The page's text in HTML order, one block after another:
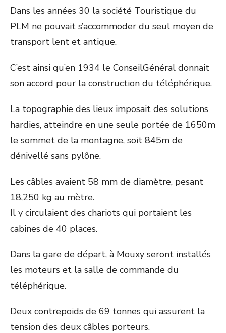
Dans les années 30 la société Touristique du
PLM ne pouvait s’accommoder du seul moyen de
transport lent et antique.
C’est ainsi qu’en 1934 le ConseilGénéral donnait
son accord pour la construction du téléphérique.
La topographie des lieux imposait des solutions
hardies, atteindre en une seule portée de 1650m
le sommet de la montagne, soit 845m de
dénivellé sans pylône.
Les câbles avaient 58 mm de diamètre, pesant
18,250 kg au mètre.
Il y circulaient des chariots qui portaient les
cabines de 40 places.
Dans la gare de départ, à Mouxy seront installés
les moteurs et la salle de commande du
téléphérique.
Deux contrepoids de 69 tonnes qui assurent la
tension des deux câbles porteurs.